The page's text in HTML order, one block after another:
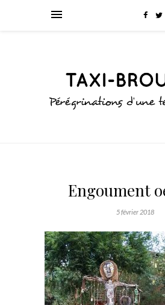
Engoument
5 février 2018